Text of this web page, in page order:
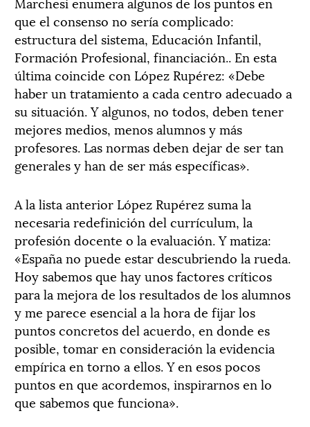
que el consenso no sería complicado:
estructura del sistema, Educación Infantil,
Formación Profesional, financiación.. En esta
última coincide con López Rupérez: «Debe
haber un tratamiento a cada centro adecuado a
su situación. Y algunos, no todos, deben tener
mejores medios, menos alumnos y más
profesores. Las normas deben dejar de ser tan
generales y han de ser más específicas».
A la lista anterior López Rupérez suma la
necesaria redefinición del currículum, la
profesión docente o la evaluación. Y matiza:
«España no puede estar descubriendo la rueda.
Hoy sabemos que hay unos factores críticos
para la mejora de los resultados de los alumnos
y me parece esencial a la hora de fijar los
puntos concretos del acuerdo, en donde es
posible, tomar en consideración la evidencia
empírica en torno a ellos. Y en esos pocos
puntos en que acordemos, inspirarnos en lo
que sabemos que funciona».